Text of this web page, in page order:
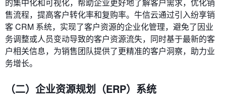
的集中化和可视化，帮助企业更好地了解客户需求，优化销
售流程，提高客户转化率和复购率。牛信云通过引入纷享销
客 CRM 系统，实现了客户资源的企业化管理，避免了因业
务调整或人员变动导致的客户资源流失，同时基于最新的客
户相关信息，为销售团队提供了更精准的客户洞察，助力业
务增长。
（二）企业资源规划（ERP）系统